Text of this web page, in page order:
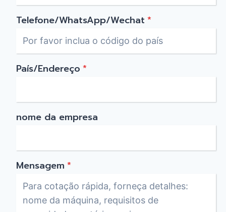
Telefone/WhatsApp/Wechat *
País/Endereço *
nome da empresa
Mensagem *